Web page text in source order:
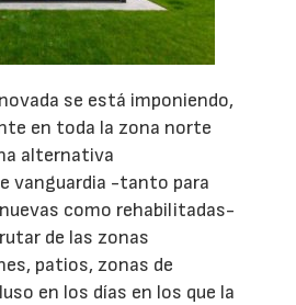
se está imponiendo,
en toda la zona norte
alternativa
vanguardia -tanto para
como rehabilitadas-
de las zonas
patios, zonas de
en los días en los que la